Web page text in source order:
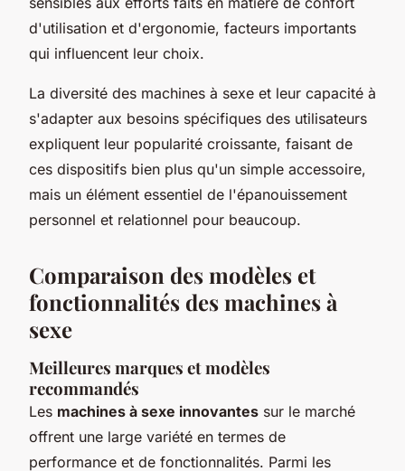
d'utilisation et d'ergonomie, facteurs importants
qui influencent leur choix.
La diversité des machines à sexe et leur capacité à
s'adapter aux besoins spécifiques des utilisateurs
expliquent leur popularité croissante, faisant de
ces dispositifs bien plus qu'un simple accessoire,
mais un élément essentiel de l'épanouissement
personnel et relationnel pour beaucoup.
Comparaison des modèles et
fonctionnalités des machines à
sexe
Meilleures marques et modèles
recommandés
Les machines à sexe innovantes sur le marché
offrent une large variété en termes de
performance et de fonctionnalités. Parmi les